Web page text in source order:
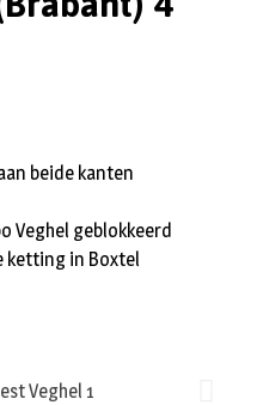
beide kanten
Veghel geblokkeerd
ketting in Boxtel